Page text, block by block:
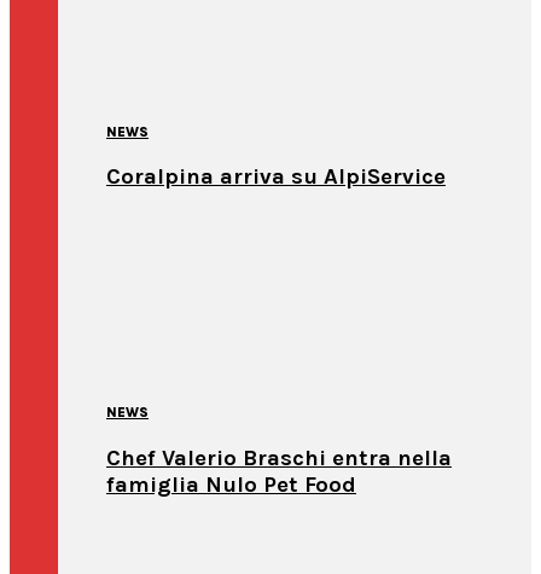
NEWS
Coralpina arriva su AlpiService
NEWS
Chef Valerio Braschi entra nella
famiglia Nulo Pet Food